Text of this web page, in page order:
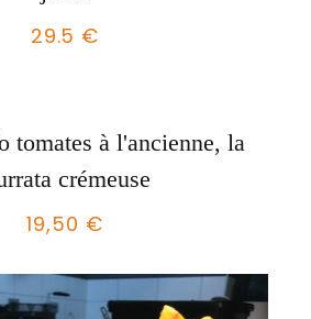
29.5 €
tomates à l'ancienne, la
crémeuse
19,50 €